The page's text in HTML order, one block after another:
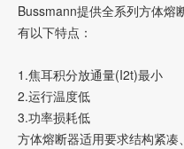
Bussmann提供全系列方体熔
有以下特点：
1.焦耳积分放通量(I2t)最小
2.运行温度低
3.功率损耗低
方体熔断器适用要求结构紧